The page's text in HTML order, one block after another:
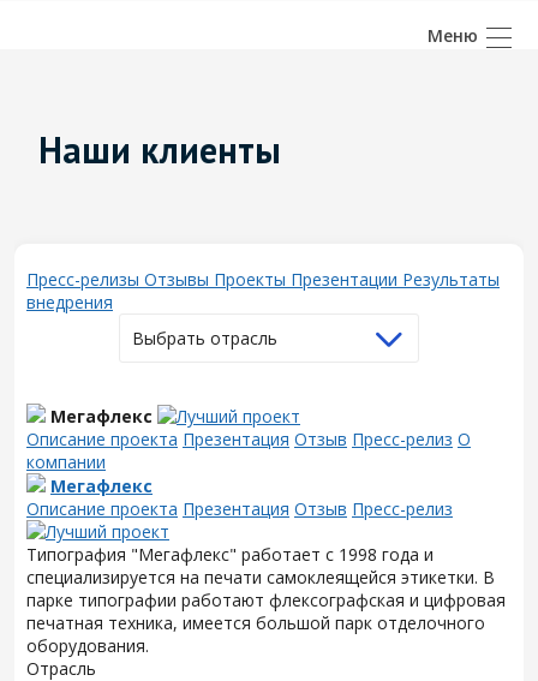
Наши клиенты
Пресс-релизы Отзывы Проекты Презентации Результаты
внедрения
Выбрать отрасль
Мегафлекс
Описание проекта Презентация Отзыв Пресс-релиз О
компании
Мегафлекс
Описание проекта Презентация Отзыв Пресс-релиз
Типография "Мегафлекс" работает с 1998 года и
специализируется на печати самоклеящейся этикетки. В
парке типографии работают флексографская и цифровая
печатная техника, имеется большой парк отделочного
оборудования.
Отрасль